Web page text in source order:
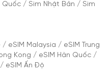
Quốc / Sim Nhật Bản / Sim
/ eSIM Malaysia / eSIM Trung
Kong / eSIM Hàn Quốc /
/ eSIM Ấn Độ